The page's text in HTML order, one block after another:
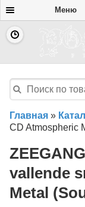
Меню
Главная »
CD Atmospheric
vallende
Metal